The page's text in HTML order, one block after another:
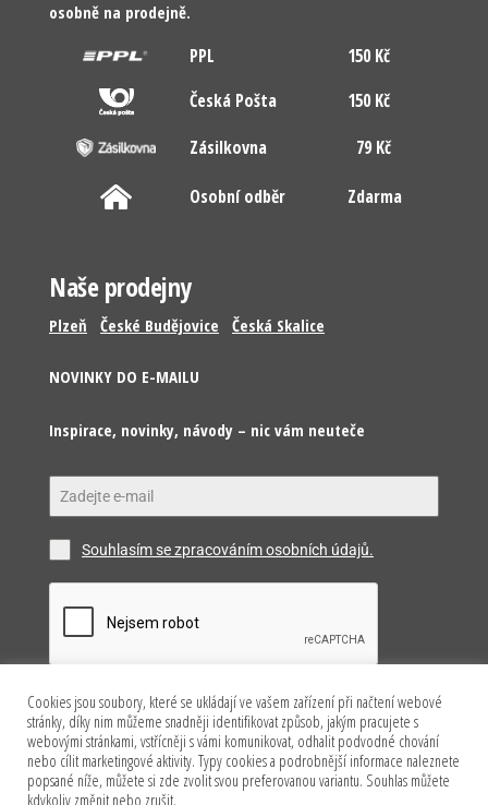
osobně na prodejně.
PPL
150 Kč
Česká Pošta
150 Kč
Zásilkovna
79 Kč
Osobní odběr Zdarma
Naše prodejny
Plzeň České Budějovice Česká Skalice
NOVINKY DO E-MAILU
Inspirace, novinky, návody – nic vám neuteče
Souhlasím se zpracováním osobních údajů.
Odeslat
Cookies jsou soubory, které se ukládají ve vašem zařízení při načtení webové
stránky, díky nim můžeme snadněji identifikovat způsob, jakým pracujete s
webovými stránkami, vstřícněji s vámi komunikovat, odhalit podvodné chování
nebo cílit marketingové aktivity. Typy cookies a podrobnější informace naleznete
popsané níže, můžete si zde zvolit svou preferovanou variantu. Souhlas můžete
kdykoliv změnit nebo zrušit.